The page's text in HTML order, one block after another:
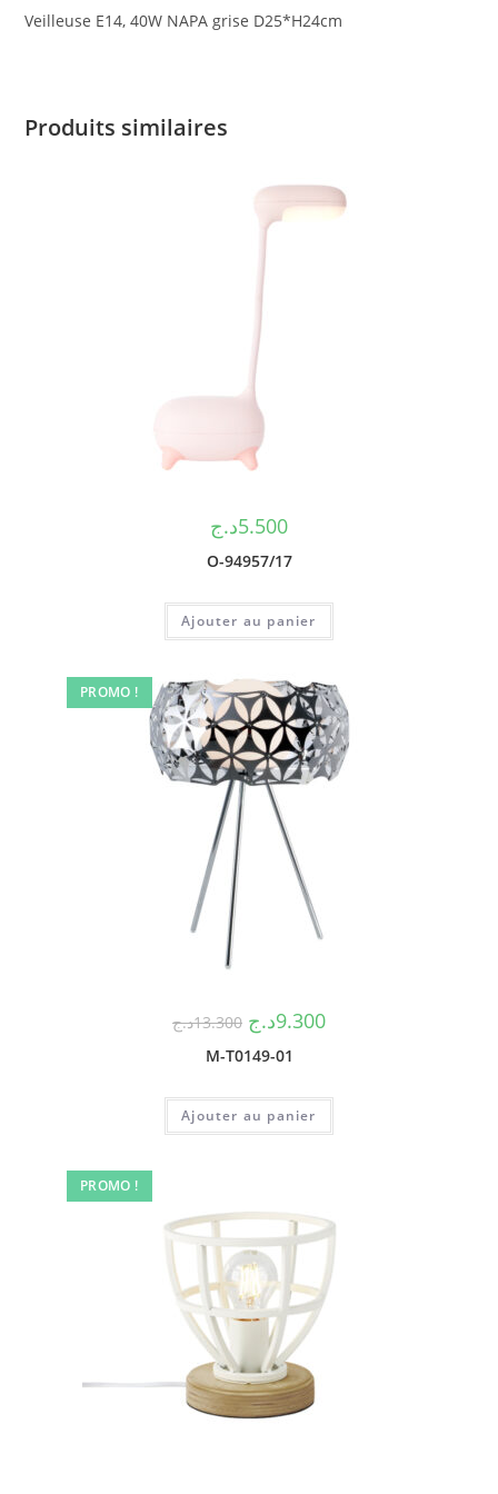
Veilleuse E14, 40W NAPA grise D25*H24cm
Produits similaires
5.500د.ج
O-94957/17
Ajouter au panier
PROMO !
13.300د.ج 9.300د.ج
M-T0149-01
Ajouter au panier
PROMO !